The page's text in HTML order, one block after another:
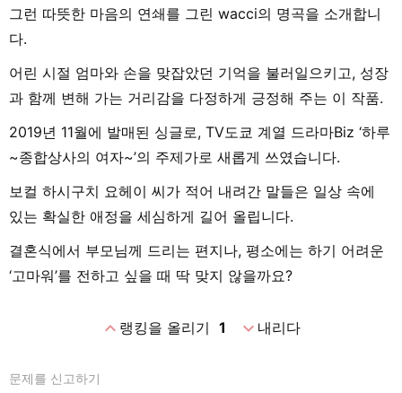
그런 따뜻한 마음의 연쇄를 그린 wacci의 명곡을 소개합니
다.
어린 시절 엄마와 손을 맞잡았던 기억을 불러일으키고, 성장
과 함께 변해 가는 거리감을 다정하게 긍정해 주는 이 작품.
2019년 11월에 발매된 싱글로, TV도쿄 계열 드라마Biz ‘하루
~종합상사의 여자~’의 주제가로 새롭게 쓰였습니다.
보컬 하시구치 요헤이 씨가 적어 내려간 말들은 일상 속에
있는 확실한 애정을 세심하게 길어 올립니다.
결혼식에서 부모님께 드리는 편지나, 평소에는 하기 어려운
‘고마워’를 전하고 싶을 때 딱 맞지 않을까요?
expand_less랭킹을 올리기 1 expand_more내리다
문제를 신고하기